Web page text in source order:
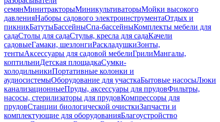
семянМинитракторыМиникультиваторыМойки высокого
давленияНаборы садового электроинструментаОтдых и
пикникБатутыБассейныСпа-бассейныКомплекты мебели для
садаСтолы для садаСтулья, кресла для садаКачели
садовыеГамаки, шезлонгиРаскладушкиЗонты,
тентыАксессуары для садовой мебелиГрилиМангалы,
коптильниДетская площадкаСумки-
холодильникиПортативные колонки и
аудиосистемыОборудование для участкаБытовые насосыЛюки
канализационныеПруды, аксессуары для прудовФильтры,
насосы, стерилизаторы для прудовКомпрессоры для
прудовСтанции биологической очисткиЗапчасти и
комплектующие для оборудованияБлагоустройство